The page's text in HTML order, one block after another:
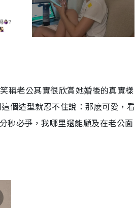
稱老公其實很欣賞她婚後的真實樣
個造型就忍不住說：那麽可愛，看
秒必爭，我哪里還能顧及在老公面